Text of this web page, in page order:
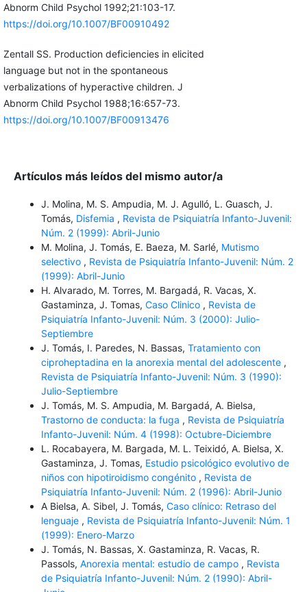
Abnorm Child Psychol 1992;21:103-17.
https://doi.org/10.1007/BF00910492
Zentall SS. Production deficiencies in elicited
language but not in the spontaneous
verbalizations of hyperactive children. J
Abnorm Child Psychol 1988;16:657-73.
https://doi.org/10.1007/BF00913476
Artículos más leídos del mismo autor/a
J. Molina, M. S. Ampudia, M. J. Agulló, L. Guasch, J.
Tomás, Disfemia , Revista de Psiquiatría Infanto-Juvenil:
Núm. 2 (1999): Abril-Junio
M. Molina, J. Tomás, E. Baeza, M. Sarlé, Mutismo
selectivo , Revista de Psiquiatría Infanto-Juvenil: Núm. 2
(1999): Abril-Junio
H. Alvarado, M. Torres, M. Bargadá, R. Vacas, X.
Gastaminza, J. Tomas, Caso Clinico , Revista de
Psiquiatría Infanto-Juvenil: Núm. 3 (2000): Julio-
Septiembre
J. Tomás, I. Paredes, N. Bassas, Tratamiento con
ciproheptadina en la anorexia mental del adolescente ,
Revista de Psiquiatría Infanto-Juvenil: Núm. 3 (1990):
Julio-Septiembre
J. Tomás, M. S. Ampudia, M. Bargadá, A. Bielsa,
Trastorno de conducta: la fuga , Revista de Psiquiatría
Infanto-Juvenil: Núm. 4 (1998): Octubre-Diciembre
L. Rocabayera, M. Bargada, M. L. Teixidó, A. Bielsa, X.
Gastaminza, J. Tomas, Estudio psicológico evolutivo de
niños con hipotiroidismo congénito , Revista de
Psiquiatría Infanto-Juvenil: Núm. 2 (1996): Abril-Junio
A Bielsa, A. Sibel, J. Tomás, Caso clínico: Retraso del
lenguaje , Revista de Psiquiatría Infanto-Juvenil: Núm. 1
(1999): Enero-Marzo
J. Tomás, N. Bassas, X. Gastaminza, R. Vacas, R.
Passols, Anorexia mental: estudio de campo , Revista
de Psiquiatría Infanto-Juvenil: Núm. 2 (1990): Abril-